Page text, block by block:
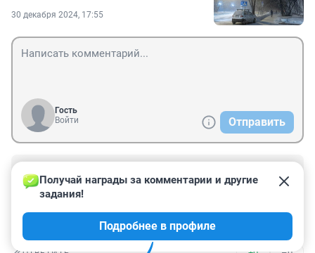
30 декабря 2024, 17:55
Гость
Войти
Отправить
12 января 2025, 21:26
А от февраля чего ждать?
Я вот опасаюсь, что с морозами будет весна. Ну или
лето, похожее на осень
Получай награды за комментарии и другие
задания!
Подробнее в профиле